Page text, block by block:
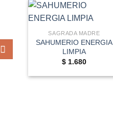
SAGRADA MADRE
SAHUMERIO ENERGIA
LIMPIA
$ 1.680